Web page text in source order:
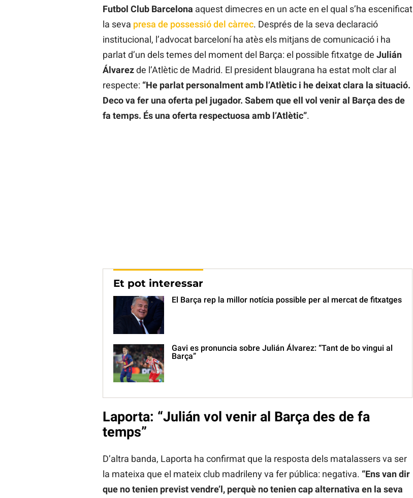
Futbol Club Barcelona aquest dimecres en un acte en el qual s’ha escenificat
la seva presa de possessió del càrrec. Després de la seva declaració
institucional, l’advocat barceloní ha atès els mitjans de comunicació i ha
parlat d’un dels temes del moment del Barça: el possible fitxatge de Julián
Álvarezde l’Atlètic de Madrid. El president blaugrana ha estat molt clar al
respecte: “He parlat personalment amb l’Atlètic i he deixat clara la situació.
Deco va fer una oferta pel jugador. Sabem que ell vol venir al Barça des de
fa temps. És una oferta respectuosa amb l’Atlètic”.
Et pot interessar
El Barça rep la millor notícia possible per al mercat de fitxatges
Gavi es pronuncia sobre Julián Álvarez: “Tant de bo vingui al
Barça”
Laporta: “Julián vol venir al Barça des de fa
temps”
D’altra banda, Laporta ha confirmat que la resposta dels matalassers va ser
la mateixa que el mateix club madrileny va fer pública: negativa. “Ens van dir
que no tenien previst vendre’l, perquè no tenien cap alternativa en la seva